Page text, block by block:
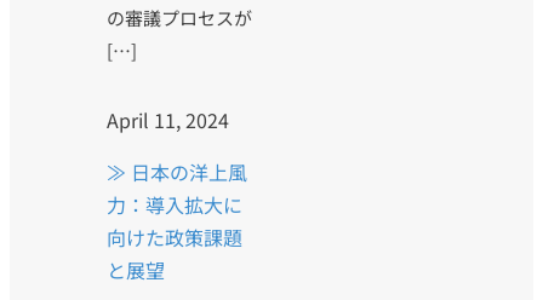
の審議プロセスが
[…]
April 11, 2024
≫ 日本の洋上風
力：導入拡大に
向けた政策課題
と展望